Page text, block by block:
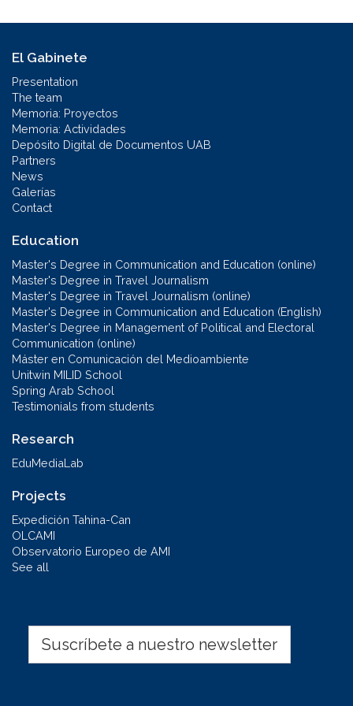
El Gabinete
Presentation
The team
Memoria: Proyectos
Memoria: Actividades
Depósito Digital de Documentos UAB
Partners
News
Galerías
Contact
Education
Master's Degree in Communication and Education (online)
Master's Degree in Travel Journalism
Master's Degree in Travel Journalism (online)
Master's Degree in Communication and Education (English)
Master's Degree in Management of Political and Electoral
Communication (online)
Máster en Comunicación del Medioambiente
Unitwin MILID School
Spring Arab School
Testimonials from students
Research
EduMediaLab
Projects
Expedición Tahina-Can
OLCAMI
Observatorio Europeo de AMI
See all
Suscríbete a nuestro newsletter